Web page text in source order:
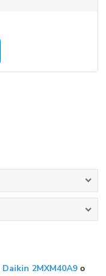
Daikin 2MXM40A9 o